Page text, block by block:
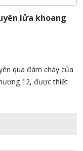
lửa khoang
qua đám cháy của
12, được thiết